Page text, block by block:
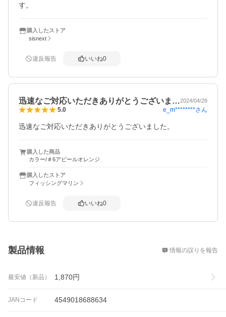
す。
購入したストア
sisnext
違反報告 いいね0
迅速なご対応いただきありがとうございま…2024/04/28
5.0 e_m********さん
迅速なご対応いただきありがとうございました。
購入した商品
カラー/＃6アピールオレンジ
購入したストア
フィッシングマリン
違反報告 いいね0
製品情報 情報の誤りを報告
最安値（新品） 1,870円
JANコード 4549018688634